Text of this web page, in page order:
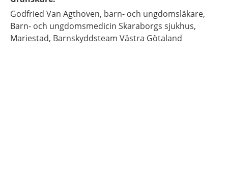
Godfried Van Agthoven, barn- och ungdomsläkare,
Barn- och ungdomsmedicin Skaraborgs sjukhus,
Mariestad, Barnskyddsteam Västra Götaland